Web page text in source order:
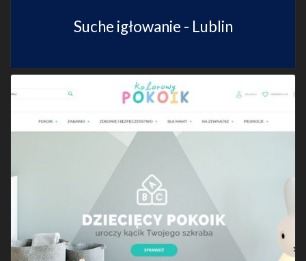
Suche igłowanie - Lublin